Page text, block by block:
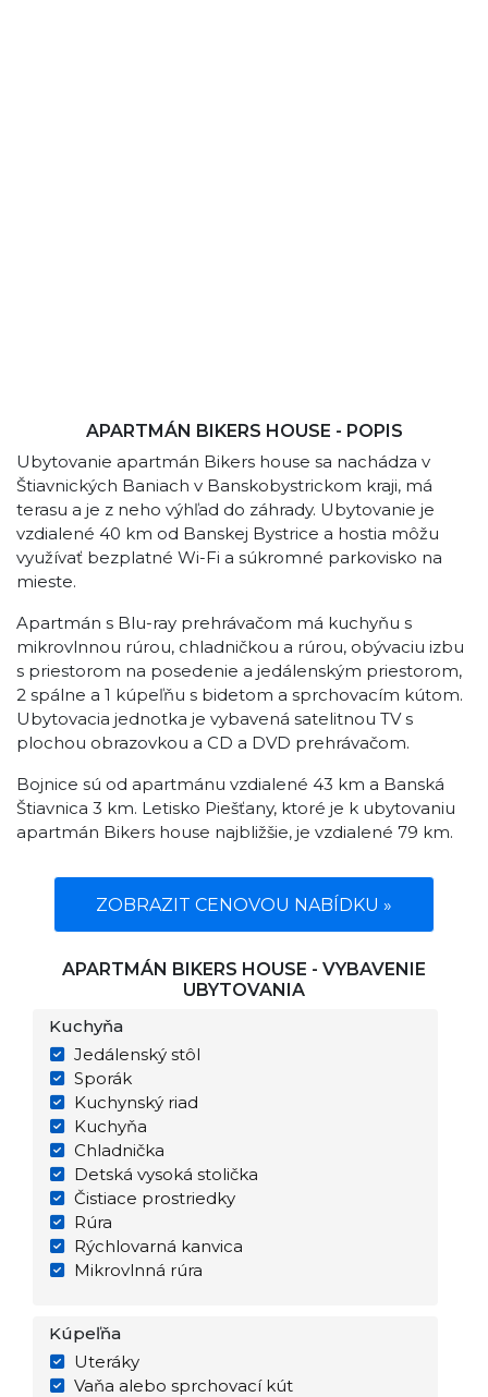
APARTMÁN BIKERS HOUSE - POPIS
Ubytovanie apartmán Bikers house sa nachádza v
Štiavnických Baniach v Banskobystrickom kraji, má
terasu a je z neho výhľad do záhrady. Ubytovanie je
vzdialené 40 km od Banskej Bystrice a hostia môžu
využívať bezplatné Wi-Fi a súkromné parkovisko na
mieste.
Apartmán s Blu-ray prehrávačom má kuchyňu s
mikrovlnnou rúrou, chladničkou a rúrou, obývaciu izbu
s priestorom na posedenie a jedálenským priestorom,
2 spálne a 1 kúpeľňu s bidetom a sprchovacím kútom.
Ubytovacia jednotka je vybavená satelitnou TV s
plochou obrazovkou a CD a DVD prehrávačom.
Bojnice sú od apartmánu vzdialené 43 km a Banská
Štiavnica 3 km. Letisko Piešťany, ktoré je k ubytovaniu
apartmán Bikers house najbližšie, je vzdialené 79 km.
ZOBRAZIT CENOVOU NABÍDKU »
APARTMÁN BIKERS HOUSE - VYBAVENIE
UBYTOVANIA
Kuchyňa
Jedálenský stôl
Sporák
Kuchynský riad
Kuchyňa
Chladnička
Detská vysoká stolička
Čistiace prostriedky
Rúra
Rýchlovarná kanvica
Mikrovlnná rúra
Kúpeľňa
Uteráky
Vaňa alebo sprchovací kút